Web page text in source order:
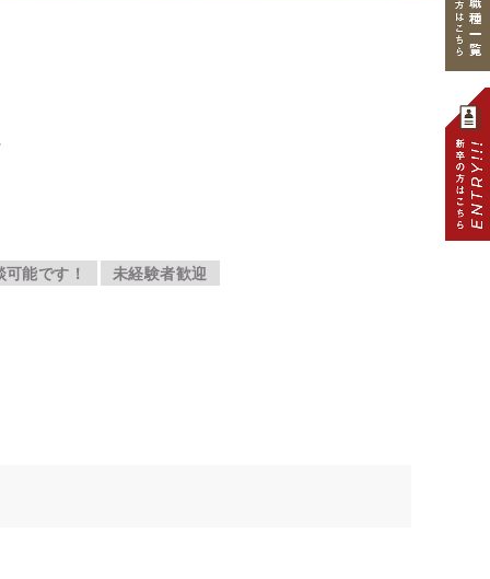
能です！ 未経験者歓迎